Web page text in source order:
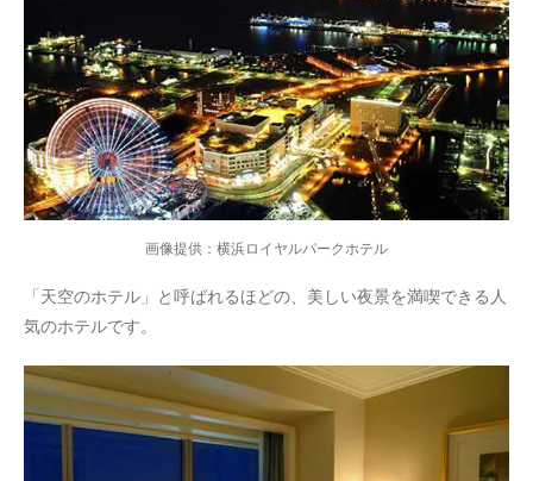
画像提供：横浜ロイヤルパークホテル
「天空のホテル」と呼ばれるほどの、美しい夜景を満喫できる人
気のホテルです。